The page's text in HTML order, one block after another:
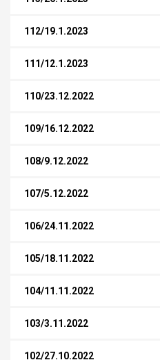
112/19.1.2023
111/12.1.2023
110/23.12.2022
109/16.12.2022
108/9.12.2022
107/5.12.2022
106/24.11.2022
105/18.11.2022
104/11.11.2022
103/3.11.2022
102/27.10.2022